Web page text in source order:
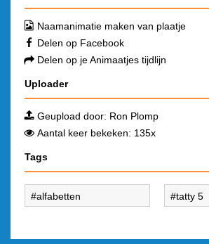
Naamanimatie maken van plaatje
Delen op Facebook
Delen op je Animaatjes tijdlijn
Uploader
Geupload door: Ron Plomp
Aantal keer bekeken: 135x
Tags
alfabetten tatty 5